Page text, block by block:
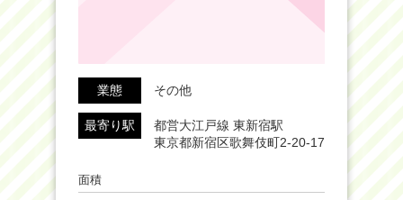
業態 その他
最寄り駅
都営大江戸線 東新宿駅
東京都新宿区歌舞伎町2-20-17
面積